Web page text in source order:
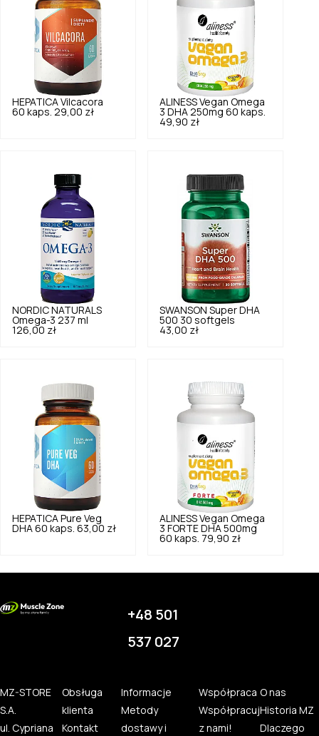
HEPATICA Vilcacora
60 kaps. 29,00 zł
ALINESS Vegan Omega
3 DHA 250mg 60 kaps.
49,90 zł
NORDIC NATURALS
Omega-3 237 ml
126,00 zł
SWANSON Super DHA
500 30 softgels
43,00 zł
HEPATICA Pure Veg
DHA 60 kaps. 63,00 zł
ALINESS Vegan Omega
3 FORTE DHA 500mg
60 kaps. 79,90 zł
+48 501
537 027
MZ-STORE
S.A.
ul. Cypriana
Obsługa
klienta
Kontakt
Informacje
Metody
dostawy i
Współpraca
Współpracuj
z nami!
O nas
Historia MZ
Dlaczego